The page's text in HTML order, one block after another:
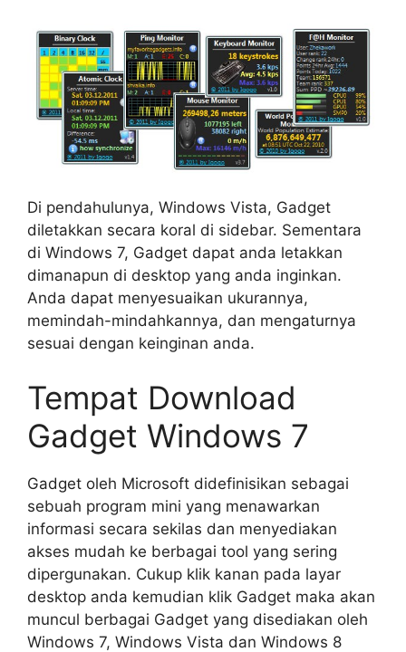
Di pendahulunya, Windows Vista, Gadget
diletakkan secara koral di sidebar. Sementara
di Windows 7, Gadget dapat anda letakkan
dimanapun di desktop yang anda inginkan.
Anda dapat menyesuaikan ukurannya,
memindah-mindahkannya, dan mengaturnya
sesuai dengan keinginan anda.
Tempat Download
Gadget Windows 7
Gadget oleh Microsoft didefinisikan sebagai
sebuah program mini yang menawarkan
informasi secara sekilas dan menyediakan
akses mudah ke berbagai tool yang sering
dipergunakan. Cukup klik kanan pada layar
desktop anda kemudian klik Gadget maka akan
muncul berbagai Gadget yang disediakan oleh
Windows 7, Windows Vista dan Windows 8